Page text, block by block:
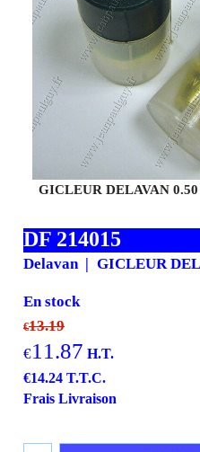
GICLEUR DELAVAN 0.50
DF 214015
Delavan GICLEUR
En stock
€13.19
€11.87 H.T.
€14.24 T.T.C.
Frais Livraison